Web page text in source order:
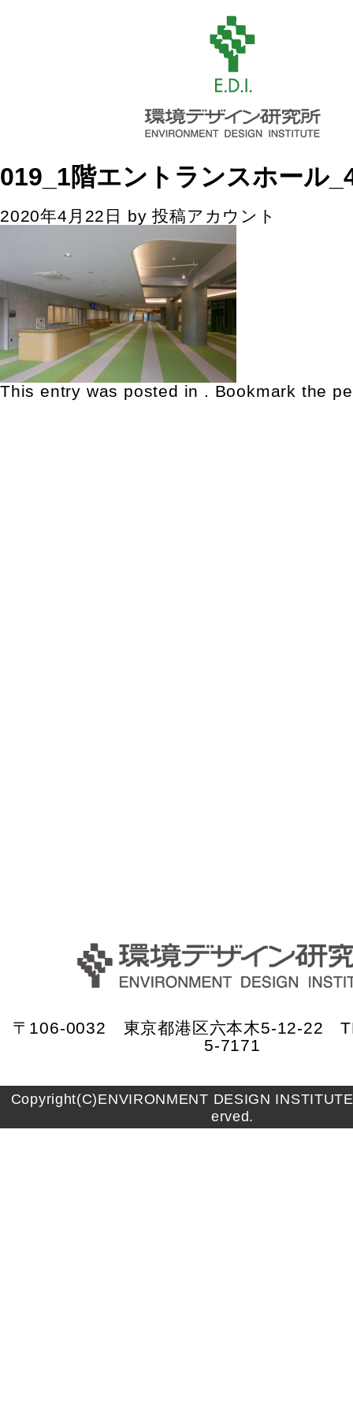
019_1階エントランスホール
2020年4月22日 by投稿アカウント
This entry was posted in . Bookmark the
〒106-0032 東京都港区六本木5-12-22
5-7171
Copyright(C)ENVIRONMENT DESIGN
erved.